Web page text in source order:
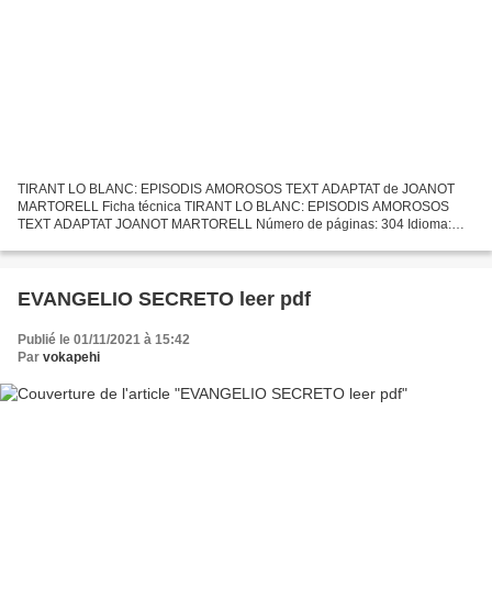
TIRANT LO BLANC: EPISODIS AMOROSOS TEXT ADAPTAT de JOANOT
MARTORELL Ficha técnica TIRANT LO BLANC: EPISODIS AMOROSOS
TEXT ADAPTAT JOANOT MARTORELL Número de páginas: 304 Idioma:
EDUC@ULA...
EVANGELIO SECRETO leer pdf
Publié le 01/11/2021 à 15:42
Par vokapehi